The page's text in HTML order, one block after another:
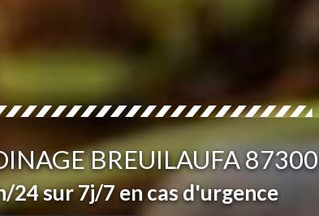
BREUILAUFA 87300
sur 7j/7 en cas d'urgence